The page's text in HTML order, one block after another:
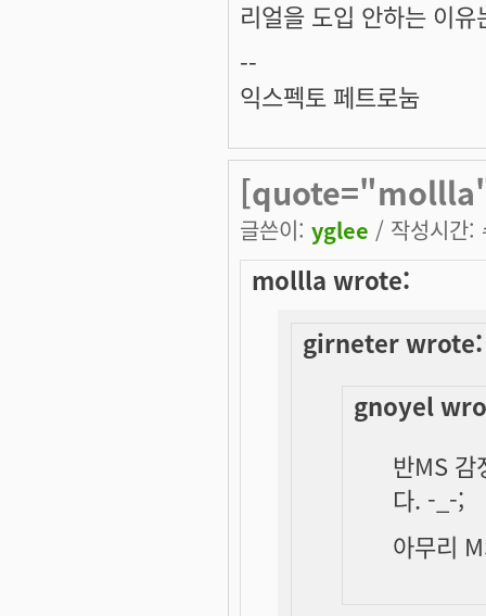
리얼을 도입 안하는 이
--
익스펙토 페트로눔
글쓴이: yglee / 작성시간
mollla wrote:
girneter wrote:
gnoyel
반MS 감
다. -_-;
아무리